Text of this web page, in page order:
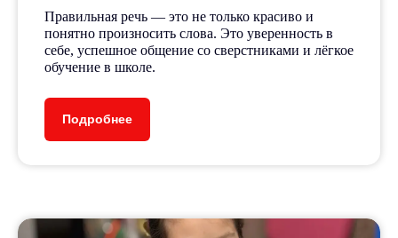
Правильная речь — это не только красиво и
понятно произносить слова. Это уверенность в
себе, успешное общение со сверстниками и лёгкое
обучение в школе.
Подробнее